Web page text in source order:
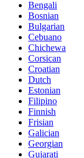
Bengali
Bosnian
Bulgarian
Cebuano
Chichewa
Corsican
Croatian
Dutch
Estonian
Filipino
Finnish
Frisian
Galician
Georgian
Gujarati